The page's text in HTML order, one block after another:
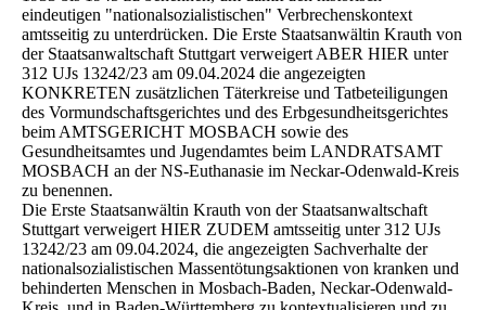
eindeutigen "nationalsozialistischen" Verbrechenskontext
amtsseitig zu unterdrücken. Die Erste Staatsanwältin Krauth von
der Staatsanwaltschaft Stuttgart verweigert ABER HIER unter
312 UJs 13242/23 am 09.04.2024 die angezeigten
KONKRETEN zusätzlichen Täterkreise und Tatbeteiligungen
des Vormundschaftsgerichtes und des Erbgesundheitsgerichtes
beim AMTSGERICHT MOSBACH sowie des
Gesundheitsamtes und Jugendamtes beim LANDRATSAMT
MOSBACH an der NS-Euthanasie im Neckar-Odenwald-Kreis
zu benennen.
Die Erste Staatsanwältin Krauth von der Staatsanwaltschaft
Stuttgart verweigert HIER ZUDEM amtsseitig unter 312 UJs
13242/23 am 09.04.2024, die angezeigten Sachverhalte der
nationalsozialistischen Massentötungsaktionen von kranken und
behinderten Menschen in Mosbach-Baden, Neckar-Odenwald-